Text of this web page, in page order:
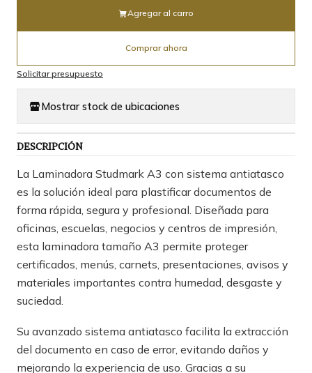
Agregar al carro
Comprar ahora
Solicitar presupuesto
Mostrar stock de ubicaciones
DESCRIPCIÓN
La Laminadora Studmark A3 con sistema antiatasco
es la solución ideal para plastificar documentos de
forma rápida, segura y profesional. Diseñada para
oficinas, escuelas, negocios y centros de impresión,
esta laminadora tamaño A3 permite proteger
certificados, menús, carnets, presentaciones, avisos y
materiales importantes contra humedad, desgaste y
suciedad.
Su avanzado sistema antiatasco facilita la extracción
del documento en caso de error, evitando daños y
mejorando la experiencia de uso. Gracias a su